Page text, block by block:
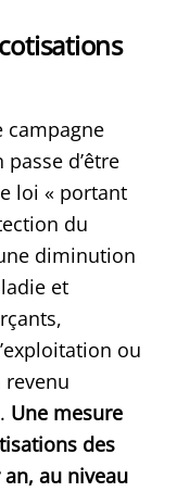
campagne
d’être
loi « portant
du
diminution
et
ou
revenu
Une mesure
des
au niveau